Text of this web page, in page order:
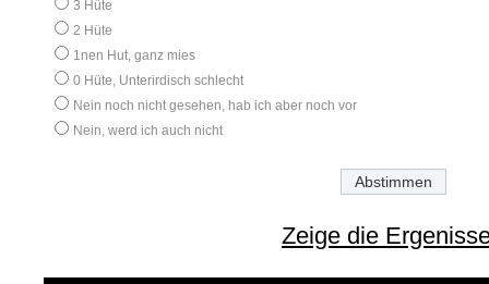
3 Hüte
2 Hüte
1nen Hut, ganz mies
0 Hüte, Unterirdisch schlecht
Nein noch nicht gesehen, hab ich aber noch vor
Nein, werd ich auch nicht
Zeige die